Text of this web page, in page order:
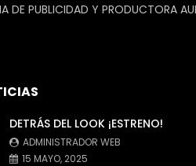
DE PUBLICIDAD Y
DETRÁS DEL LOOK ¡ESTRENO!
ADMINISTRADOR WEB
15 MAYO, 2025